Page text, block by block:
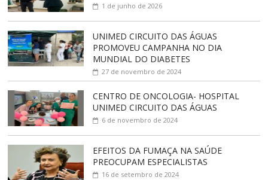
1 de junho de 2026
UNIMED CIRCUITO DAS ÁGUAS
PROMOVEU CAMPANHA NO DIA
MUNDIAL DO DIABETES
27 de novembro de 2024
CENTRO DE ONCOLOGIA- HOSPITAL
UNIMED CIRCUITO DAS ÁGUAS
6 de novembro de 2024
EFEITOS DA FUMAÇA NA SAÚDE
PREOCUPAM ESPECIALISTAS
16 de setembro de 2024